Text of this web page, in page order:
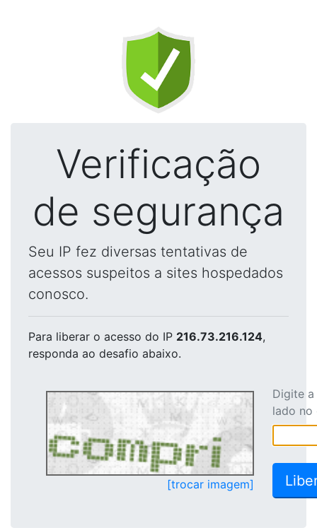
Verificação
de segurança
Seu IP fez diversas tentativas de
acessos suspeitos a sites hospedados
conosco.
Para liberar o acesso do IP 216.73.216.124,
responda ao desafio abaixo.
[trocar imagem]
Digite
lado no